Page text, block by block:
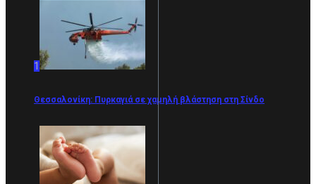
1
Θεσσαλονίκη: Πυρκαγιά σε χαμηλή βλάστηση στη Σίνδο